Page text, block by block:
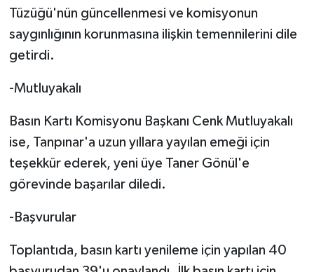
Tüzüğü'nün güncellenmesi ve komisyonun
saygınlığının korunmasına ilişkin temennilerini dile
getirdi.
-Mutluyakalı
Basın Kartı Komisyonu Başkanı Cenk Mutluyakalı
ise, Tanpınar'a uzun yıllara yayılan emeği için
teşekkür ederek, yeni üye Taner Gönül'e
görevinde başarılar diledi.
-Başvurular
Toplantıda, basın kartı yenileme için yapılan 40
TEKNOLOJİ
TİCARET
YAŞAM